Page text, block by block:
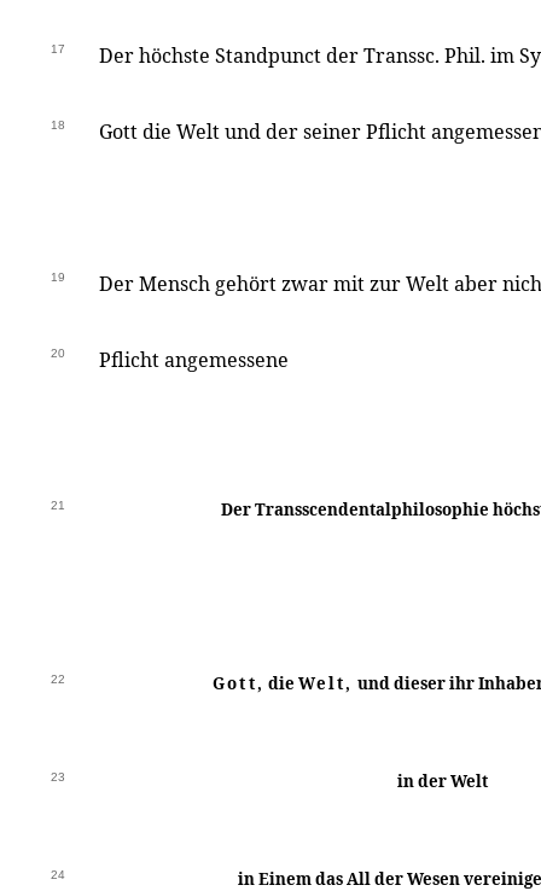
17 Der höchste Standpunct der Transsc. Phil. im
18 Gott die Welt und der seiner Pflicht
19 Der Mensch gehört zwar mit zur Welt aber
20 Pflicht angemessene
21 DerTransscendentalphilosophie
22 Gott, die Welt, und dieser ihr
23 in der Welt
24 in Einem das All der Wesen